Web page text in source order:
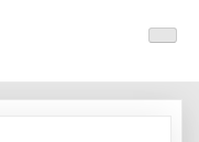
y el caribe